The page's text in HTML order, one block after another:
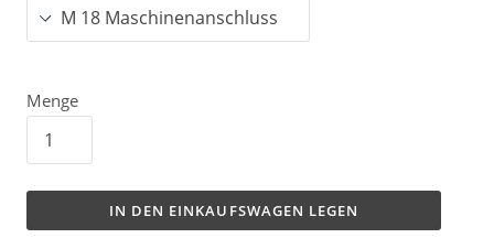
Menge
IN DEN EINKAUFSWAGEN LEGEN